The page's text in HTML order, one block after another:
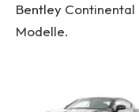
Bentley Continental
Modelle.